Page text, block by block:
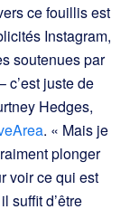
ce fouillis est
Instagram,
soutenues par
c’est juste de
Hedges,
. « Mais je
plonger
voir ce qui est
suffit d’être